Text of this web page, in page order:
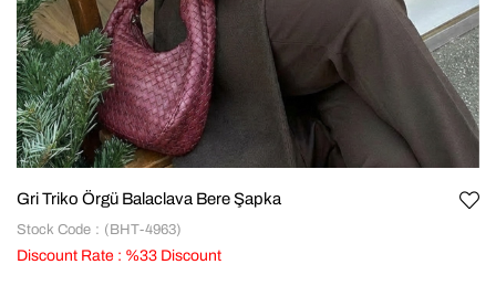
Gri Triko Örgü Balaclava Bere Şapka
Stock Code (BHT-4963)
Discount Rate : %33 Discount